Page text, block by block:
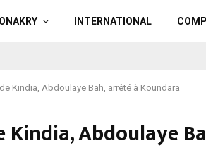
INTERNATIONAL
Kindia, Abdoulaye Bah, arrêté à Koundara
Kindia, Abdoulaye